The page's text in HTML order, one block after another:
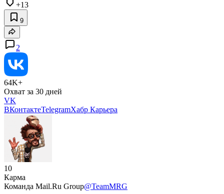
+13
9
2
64K+
Охват за 30 дней
VK
ВКонтактеTelegramХабр Карьера
10
Карма
Команда Mail.Ru Group@TeamMRG